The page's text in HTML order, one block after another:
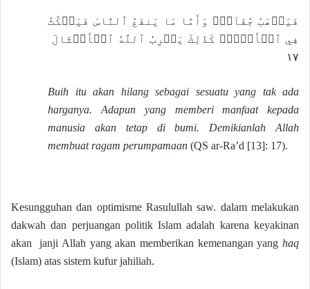
فَيَذۡهَبُ جُفَآءٗۖ وَأَمَّا مَا يَنفَعُ ٱلنَّاسَ فَيَمۡكُثُ
فِي ٱلۡأَرۡضِۚ كَذَٰلِكَ يَضۡرِبُ ٱللَّهُ ٱلۡأَمۡثَالَ
١٧
Buih itu akan hilang sebagai sesuatu yang tak ada
harganya. Adapun yang memberi manfaat kepada
manusia akan tetap di bumi. Demikianlah Allah
membuat ragam perumpamaan(QS ar-Ra’d [13]: 17).
Kesungguhan dan optimisme Rasulullah saw. dalam melakukan
dakwah dan perjuangan politik Islam adalah karena keyakinan
akan janji Allah yang akan memberikan kemenangan yang haq
(Islam) atas sistem kufur jahiliah.